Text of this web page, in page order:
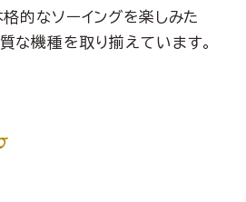
的なソーイングを楽しみた
な機種を取り揃えています。